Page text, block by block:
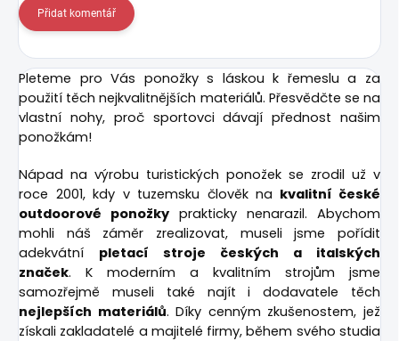
Přidat komentář
Pleteme pro Vás ponožky s láskou k řemeslu a za
použití těch nejkvalitnějších materiálů. Přesvědčte se na
vlastní nohy, proč sportovci dávají přednost našim
ponožkám!
Nápad na výrobu turistických ponožek se zrodil už v
roce 2001, kdy v tuzemsku člověk na kvalitní české
outdoorové ponožky prakticky nenarazil. Abychom
mohli náš záměr zrealizovat, museli jsme pořídit
adekvátní pletací stroje českých a italských
značek. K moderním a kvalitním strojům jsme
samozřejmě museli také najít i dodavatele těch
nejlepších materiálů. Díky cenným zkušenostem, jež
získali zakladatelé a majitelé firmy, během svého studia